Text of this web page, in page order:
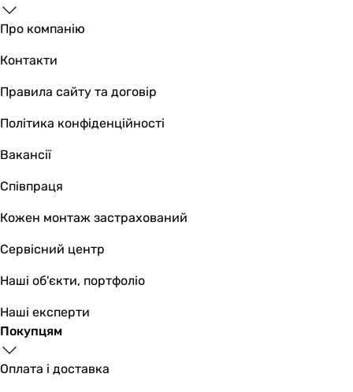
Про компанію
Контакти
Правила сайту та договір
Політика конфіденційності
Вакансії
Співпраця
Кожен монтаж застрахований
Сервісний центр
Наші об'єкти, портфоліо
Наші експерти
Покупцям
Оплата і доставка